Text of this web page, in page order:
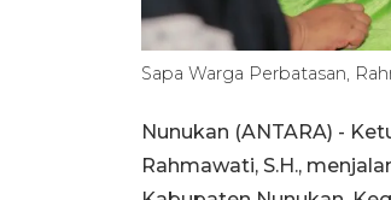
Sapa Warga Perbatasan,
Nunukan (ANTARA) -
Rahmawati, S.H.,